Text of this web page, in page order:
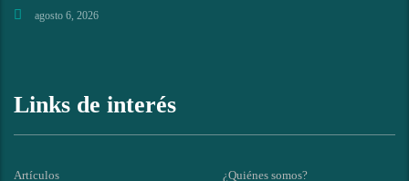
agosto 6, 2026
Links de interés
Artículos ¿Quiénes somos?